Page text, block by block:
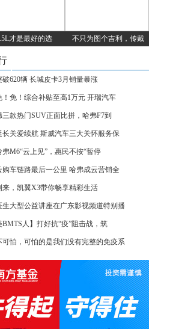
才是最好的选 不只为图个吉利，传戴
破620辆 长城皮卡3月销量暴涨
！免！综合补贴至高1万元 开瑞汽车
三款热门SUV正面比拼，哈弗F7到
长关爱续航 斯威汽车三大关怀服务保
弗M6“云上见”，惠民不按“暂停
购车链路最后一公里 哈弗成云营销全
来，凯翼X3带你畅享精彩生活
生大型公益讲座在广东影视频道特别播
BMTS人】打好抗“疫”阻击战，筑
可怕，可怕的是我们没有完整的免疫系